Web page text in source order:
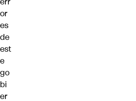
or
es
de
est
e
go
bi
er